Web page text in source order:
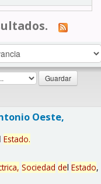
Oeste,
l Estado.
Sociedad del Estado,